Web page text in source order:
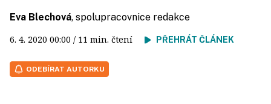
Eva Blechová, spolupracovnice redakce
6. 4. 2020 00:00 / 11 min. čtení PŘEHRÁT ČLÁNEK
ODEBÍRAT AUTORKU